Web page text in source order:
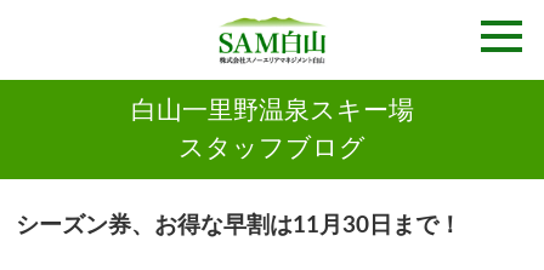
白山一里野温泉スキー場
スタッフブログ
シーズン券、お得な早割は11月30日まで！